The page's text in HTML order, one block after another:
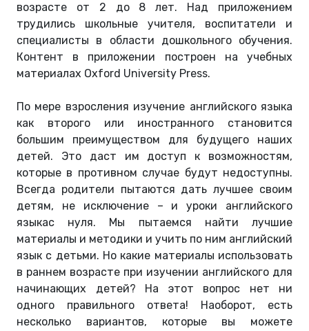
возрасте от 2 до 8 лет. Над приложением
трудились школьные учителя, воспитатели и
специалисты в области дошкольного обучения.
Контент в приложении построен на учебных
материалах Oxford University Press.
По мере взросления изучение английского языка
как второго или иностранного становится
большим преимуществом для будущего наших
детей. Это даст им доступ к возможностям,
которые в противном случае будут недоступны.
Всегда родители пытаются дать лучшее своим
детям, не исключение – и уроки английского
языкас нуля. Мы пытаемся найти лучшие
материалы и методики и учить по ним английский
язык с детьми. Но какие материалы использовать
в раннем возрасте при изучении английского для
начинающих детей? На этот вопрос нет ни
одного правильного ответа! Наоборот, есть
несколько вариантов, которые вы можете